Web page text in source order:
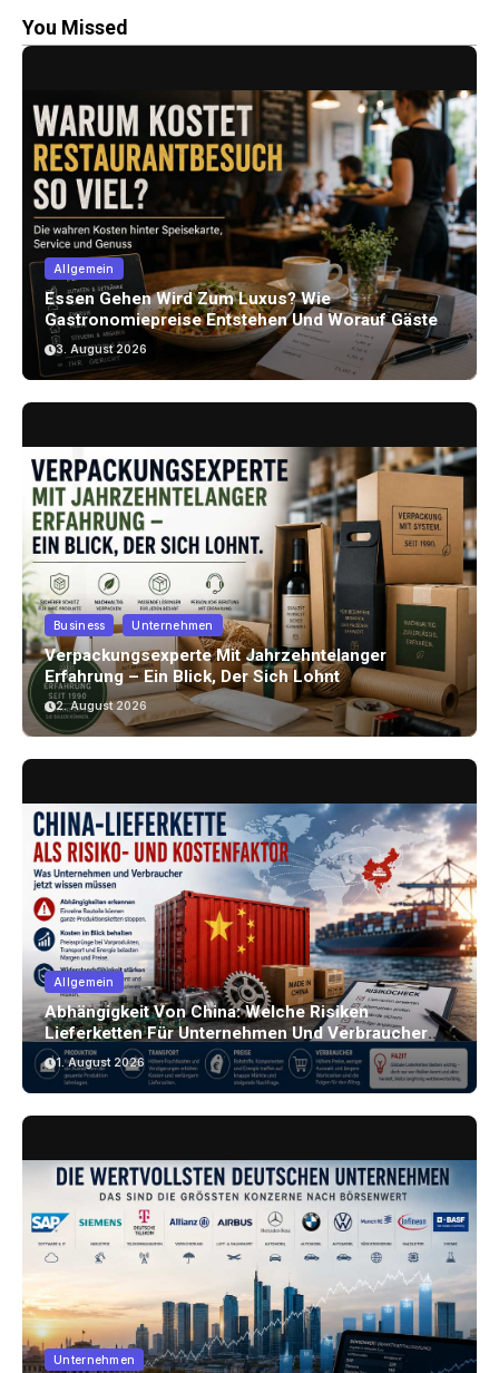
You Missed
Allgemein
Essen Gehen Wird Zum Luxus? Wie
Gastronomiepreise Entstehen Und Worauf Gäste
Achten Können
3. August 2026
Business Unternehmen
Verpackungsexperte Mit Jahrzehntelanger
Erfahrung – Ein Blick, Der Sich Lohnt
2. August 2026
Allgemein
Abhängigkeit Von China: Welche Risiken
Lieferketten Für Unternehmen Und Verbraucher
Bergen
1. August 2026
Unternehmen